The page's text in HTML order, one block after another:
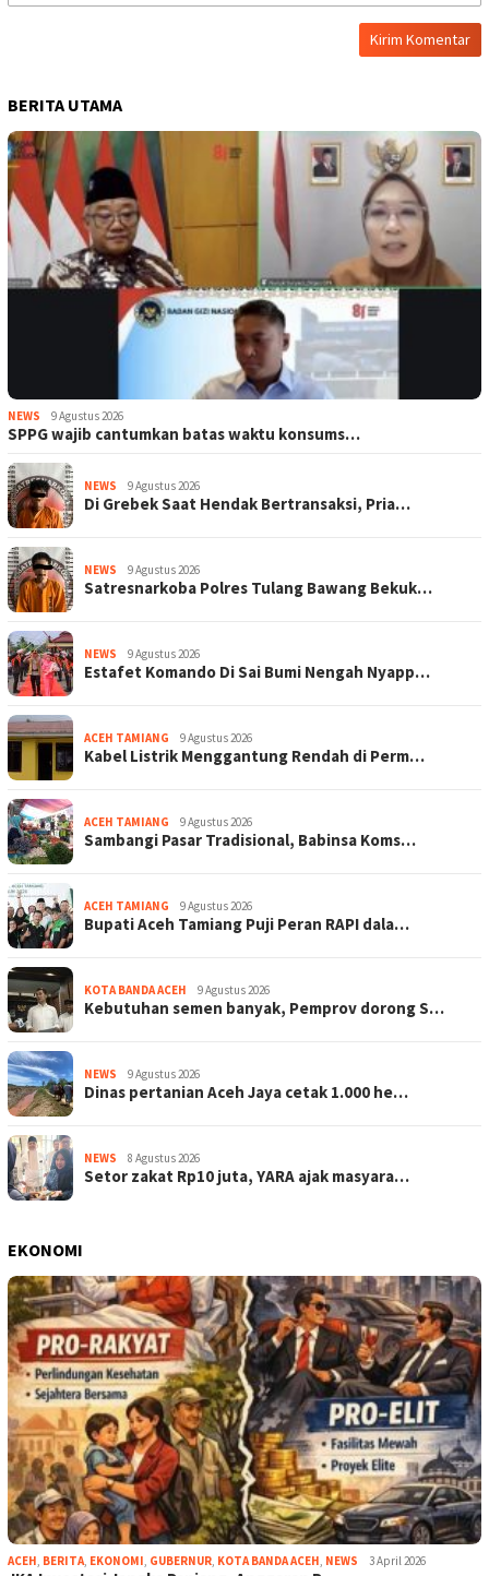
BERITA UTAMA
NEWS 9 Agustus 2026
SPPG wajib cantumkan batas waktu konsums…
NEWS 9 Agustus 2026
Di Grebek Saat Hendak Bertransaksi, Pria…
NEWS 9 Agustus 2026
Satresnarkoba Polres Tulang Bawang Bekuk…
NEWS 9 Agustus 2026
Estafet Komando Di Sai Bumi Nengah Nyapp…
ACEH TAMIANG 9 Agustus 2026
Kabel Listrik Menggantung Rendah di Perm…
ACEH TAMIANG 9 Agustus 2026
Sambangi Pasar Tradisional, Babinsa Koms…
ACEH TAMIANG 9 Agustus 2026
Bupati Aceh Tamiang Puji Peran RAPI dala…
KOTA BANDA ACEH 9 Agustus 2026
Kebutuhan semen banyak, Pemprov dorong S…
NEWS 9 Agustus 2026
Dinas pertanian Aceh Jaya cetak 1.000 he…
NEWS 8 Agustus 2026
Setor zakat Rp10 juta, YARA ajak masyara…
EKONOMI
ACEH, BERITA, EKONOMI, GUBERNUR, KOTA BANDA ACEH, NEWS 3 April 2026